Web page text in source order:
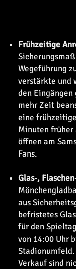
Frühzeitige
Wegeführung
verstärkte und
den
mehr Zeit
eine
Minuten früher
öffnen am
Fans.
Glas-,
aus
befristetes
für den
von 14:00 Uhr
Verkauf sind